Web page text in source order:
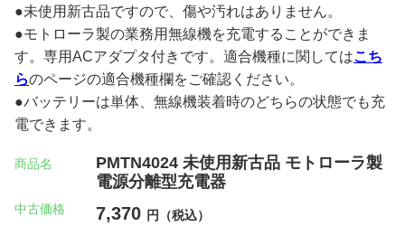
●未使用新古品ですので、傷や汚れはありません。
●モトローラ製の業務用無線機を充電することができま
す。専用ACアダプタ付きです。適合機種に関してはこち
らのページの適合機種欄をご確認ください。
●バッテリーは単体、無線機装着時のどちらの状態でも充
電できます。
商品名
PMTN4024 未使用新古品 モトローラ製
電源分離型充電器
中古価格 7,370 円（税込）